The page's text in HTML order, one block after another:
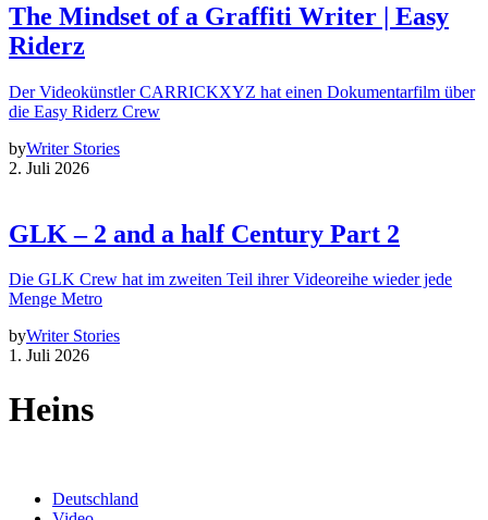
The Mindset of a Graffiti Writer | Easy
Riderz
Der Videokünstler CARRICKXYZ hat einen Dokumentarfilm über
die Easy Riderz Crew
byWriter Stories
2. Juli 2026
GLK – 2 and a half Century Part 2
Die GLK Crew hat im zweiten Teil ihrer Videoreihe wieder jede
Menge Metro
byWriter Stories
1. Juli 2026
Heins
Deutschland